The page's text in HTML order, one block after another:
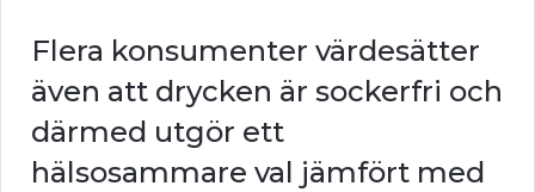
Flera konsumenter värdesätter
även att drycken är sockerfri och
därmed utgör ett
hälsosammare val jämfört med